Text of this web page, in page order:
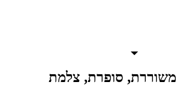
משוררת, סופרת, צלמת